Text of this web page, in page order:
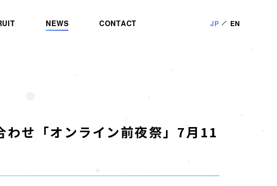
NEWS CONTACT JP EN
わせ「オンライン前夜祭」7月11